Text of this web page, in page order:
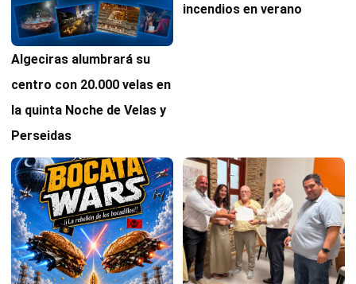
Algeciras alumbrará su
centro con 20.000 velas en
la quinta Noche de Velas y
Perseidas
incendios en verano